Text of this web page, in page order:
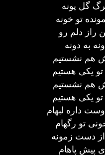
گل پونه
تو خونه
راز دلم رو
به دونه
هم نشستیم
یکی هستیم
هم نشستیم
یکی هستیم
داره لبهام
تو رگهام
دست زمونه
پیش پاهام